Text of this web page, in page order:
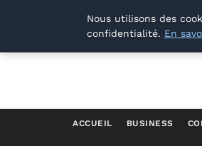
Lyon Photos
ACCUEIL BUSINESS
Nous utilisons des
confidentialité. En